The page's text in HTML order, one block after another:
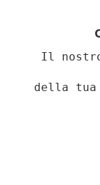
Il
della tua